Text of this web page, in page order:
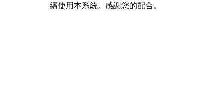
續使用本系統。感謝您的配合。